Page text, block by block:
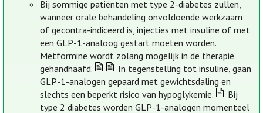
Bij sommige patiënten met type 2-diabetes zullen,
wanneer orale behandeling onvoldoende werkzaam
of gecontra-indiceerd is, injecties met insuline of met
een GLP-1-analoog gestart moeten worden.
Metformine wordt zolang mogelijk in de therapie
gehandhaafd.
In tegenstelling tot insuline, gaan
GLP-1-analogen gepaard met gewichtsdaling en
slechts een beperkt risico van hypoglykemie.
Bij
type 2 diabetes worden GLP-1-analogen momenteel